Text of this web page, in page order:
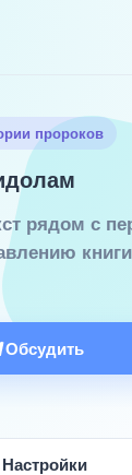
пророков
рядом с
Обсудить
Настройки